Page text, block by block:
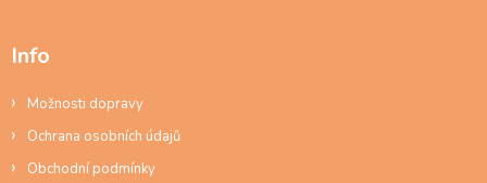
Info
Možnosti dopravy
Ochrana osobních údajů
Obchodní podmínky